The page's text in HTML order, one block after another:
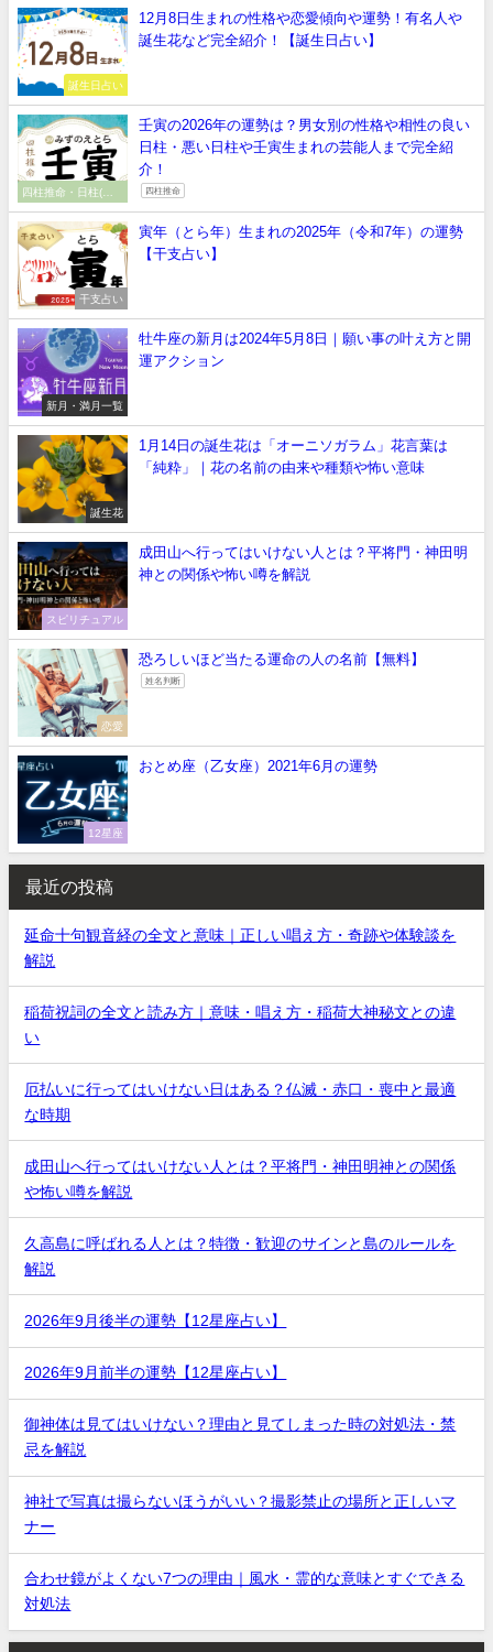
誕生日占い
12月8日生まれの性格や恋愛傾向や運勢！有名人や
誕生花など完全紹介！【誕生日占い】
四柱推命・日柱(干
支）
壬寅の2026年の運勢は？男女別の性格や相性の良い
日柱・悪い日柱や壬寅生まれの芸能人まで完全紹
介！
四柱推命
干支占い
寅年（とら年）生まれの2025年（令和7年）の運勢
【干支占い】
新月・満月一覧
牡牛座の新月は2024年5月8日｜願い事の叶え方と開
運アクション
誕生花
1月14日の誕生花は「オーニソガラム」花言葉は
「純粋」｜花の名前の由来や種類や怖い意味
スピリチュアル
成田山へ行ってはいけない人とは？平将門・神田明
神との関係や怖い噂を解説
恋愛
恐ろしいほど当たる運命の人の名前【無料】
姓名判断
12星座
おとめ座（乙女座）2021年6月の運勢
最近の投稿
延命十句観音経の全文と意味｜正しい唱え方・奇跡や体験談を
解説
稲荷祝詞の全文と読み方｜意味・唱え方・稲荷大神秘文との違
い
厄払いに行ってはいけない日はある？仏滅・赤口・喪中と最適
な時期
成田山へ行ってはいけない人とは？平将門・神田明神との関係
や怖い噂を解説
久高島に呼ばれる人とは？特徴・歓迎のサインと島のルールを
解説
2026年9月後半の運勢【12星座占い】
2026年9月前半の運勢【12星座占い】
御神体は見てはいけない？理由と見てしまった時の対処法・禁
忌を解説
神社で写真は撮らないほうがいい？撮影禁止の場所と正しいマ
ナー
合わせ鏡がよくない7つの理由｜風水・霊的な意味とすぐできる
対処法